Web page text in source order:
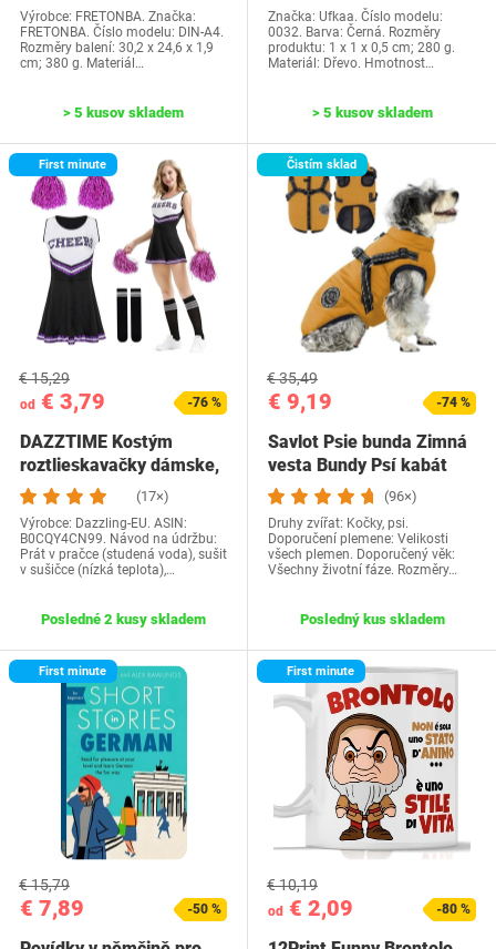
Výrobce: FRETONBA. Značka:
FRETONBA. Číslo modelu: DIN-A4.
Rozměry balení: 30,2 x 24,6 x 1,9
cm; 380 g. Materiál…
> 5 kusov skladem
Značka: Ufkaa. Číslo modelu:
0032. Barva: Černá. Rozměry
produktu: 1 x 1 x 0,5 cm; 280 g.
Materiál: Dřevo. Hmotnost…
> 5 kusov skladem
First minute
od € 3,79
€ 15,29
-76 %
DAZZTIME Kostým
roztlieskavačky dámske,
kostým…
(17×)
Výrobce: Dazzling-EU. ASIN:
B0CQY4CN99. Návod na údržbu:
Prát v pračce (studená voda), sušit
v sušičce (nízká teplota),…
Posledné 2 kusy skladem
Čistím sklad
€ 9,19
€ 35,49
-74 %
Savlot Psie bunda Zimná
vesta Bundy Psí kabát
Psí sveter…
(96×)
Druhy zvířat: Kočky, psi.
Doporučení plemene: Velikosti
všech plemen. Doporučený věk:
Všechny životní fáze. Rozměry…
Posledný kus skladem
First minute
€ 7,89
€ 15,79
-50 %
First minute
od € 2,09
€ 10,19
-80 %